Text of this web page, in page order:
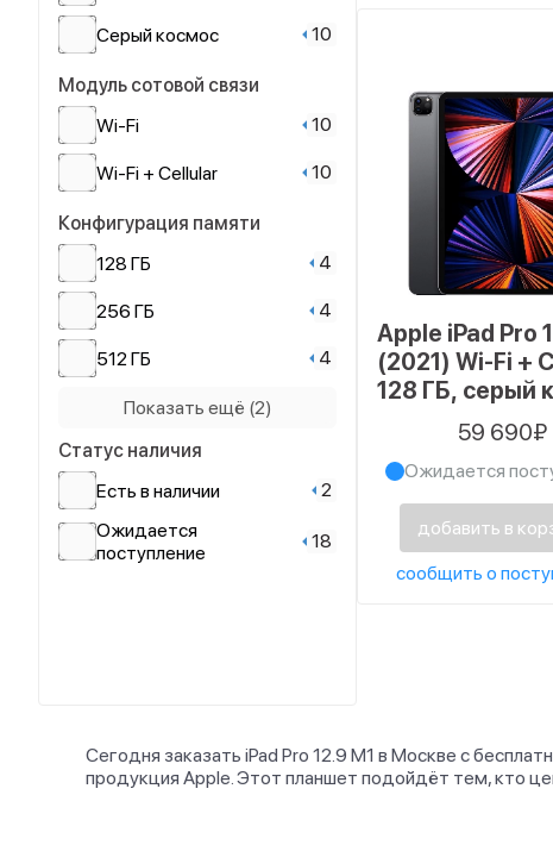
Серый космос 10
Модуль сотовой связи
Wi-Fi
10
Wi-Fi + Cellular 10
Конфигурация памяти
128 ГБ
4
256 ГБ 4
512 ГБ 4
1 ТБ
2 ТБ
Показать ещё (2)
Статус наличия
Есть в наличии
2
Ожидается
поступление
18
Apple iPad Pro
(2021) Wi-Fi +
128 ГБ, серый
59 690₽
Ожидается
добавить в
сообщить о
Сегодня заказать iPad Pro 12.9 M1 в Москве с
продукция Apple. Этот планшет подойдёт тем, кто